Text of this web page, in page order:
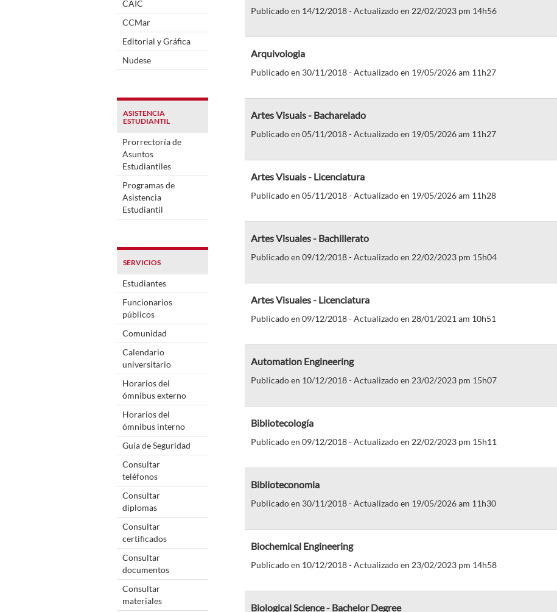
CAIC
CCMar
Editorial y Gráfica
Nudese
ASISTENCIA
ESTUDIANTIL
Prorrectoría de
Asuntos
Estudiantiles
Programas de
Asistencia
Estudiantil
SERVICIOS
Estudiantes
Funcionarios
públicos
Comunidad
Calendario
universitario
Horarios del
ómnibus externo
Horarios del
ómnibus interno
Guía de Seguridad
Consultar
teléfonos
Consultar
diplomas
Consultar
certificados
Consultar
documentos
Consultar
materiales
Publicado en 14/12/2018 - Actualizado en 22/02/2023 pm 14h56
Arquivologia
Publicado en 30/11/2018 - Actualizado en 19/05/2026 am 11h27
Artes Visuais - Bacharelado
Publicado en 05/11/2018 - Actualizado en 19/05/2026 am 11h27
Artes Visuais - Licenciatura
Publicado en 05/11/2018 - Actualizado en 19/05/2026 am 11h28
Artes Visuales - Bachillerato
Publicado en 09/12/2018 - Actualizado en 22/02/2023 pm 15h04
Artes Visuales - Licenciatura
Publicado en 09/12/2018 - Actualizado en 28/01/2021 am 10h51
Automation Engineering
Publicado en 10/12/2018 - Actualizado en 23/02/2023 pm 15h07
Bibliotecología
Publicado en 09/12/2018 - Actualizado en 22/02/2023 pm 15h11
Biblioteconomia
Publicado en 30/11/2018 - Actualizado en 19/05/2026 am 11h30
Biochemical Engineering
Publicado en 10/12/2018 - Actualizado en 23/02/2023 pm 14h58
Biological Science - Bachelor Degree